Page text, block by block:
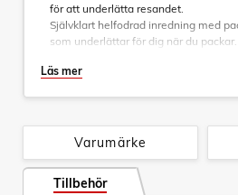
för att underlätta resandet.
Självklart helfodrad inredning med
som underlättar för dig när du packar.
teleskophandtag.
- Helt integrerat teleskophandtag
- Material: ABS/PC
- Mått: 75 x 52 x 30-34cm
Läs mer
Varumärke
Tillbehör